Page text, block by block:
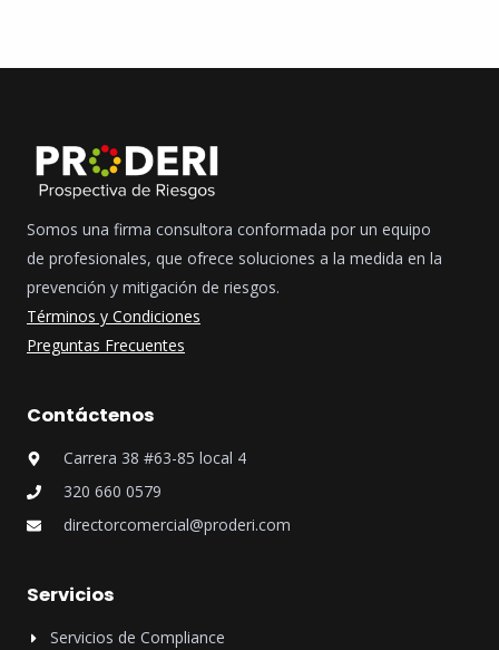
Somos una firma consultora conformada por un equipo
de profesionales, que ofrece soluciones a la medida en la
prevención y mitigación de riesgos.
Términos y Condiciones
Preguntas Frecuentes
Contáctenos
Carrera 38 #63-85 local 4
320 660 0579
directorcomercial@proderi.com
Servicios
Servicios de Compliance